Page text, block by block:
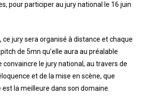
pour participer au jury national le 16 juin
ce jury sera organisé à distance et chaque
de 5mn qu’elle aura au préalable
convaincre le jury national, au travers de
et de la mise en scène, que
est la meilleure dans son domaine.